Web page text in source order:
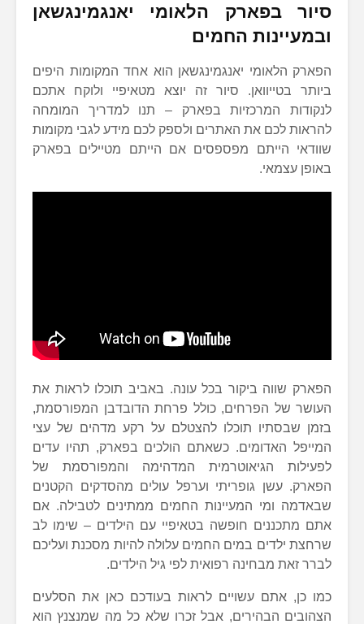
סיור בפארק הלאומי יאנגמינגשאן
ובמעיינות החמים
הפארק הלאומי יאנגמינגשאן הוא אחד המקומות היפים
ביותר בטייוואן. סיור זה יוצא מטאיפיי ולוקח אתכם
לנקודות המרכזיות בפארק – תנו למדריך המומחה
להראות לכם את האתרים ולספק לכם מידע לגבי מקומות
שוודאי הייתם מפספסים אם הייתם מטיילים בפארק
באופן עצמאי.
הפארק שווה ביקור בכל עונה. באביב תוכלו לראות את
העושר של הפרחים, כולל פרחת הדובדבן המפורסמת,
בזמן שבסתיו תוכלו להצטלם על רקע מדהים של עצי
המייפל האדומים. כשאתם הולכים בפארק, תהיו עדים
לפעילות הגיאוטרמית המדהימה והמפורסמת של
הפארק. עשן גופריתי וערפל עולים מהסדקים הקטנים
שבאדמה ומי המעיינות החמים ממתינים לטבילה. אם
אתם מתכננים חופשה בטאיפיי עם הילדים – שימו לב
שרחצת ילדים במים החמים עלולה להיות מסכנת ועליכם
לברר זאת מבחינה רפואית לפי גיל הילדים.
כמו כן, אתם עשויים לראות בעודכם כאן את הסלעים
הצהובים הבהירים, אבל זכרו שלא כל מה שמנצנץ הוא